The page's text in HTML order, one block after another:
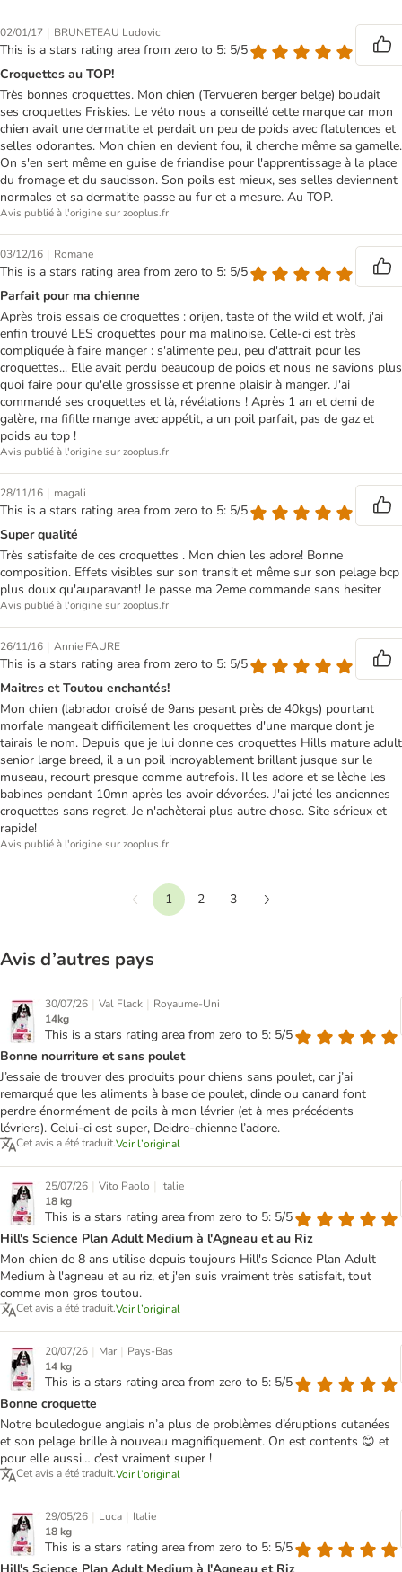
02/01/17 | BRUNETEAU Ludovic
This is a stars rating area from zero to 5: 5/5
Croquettes au TOP!
Très bonnes croquettes. Mon chien (Tervueren berger belge) boudait
ses croquettes Friskies. Le véto nous a conseillé cette marque car mon
chien avait une dermatite et perdait un peu de poids avec flatulences et
selles odorantes. Mon chien en devient fou, il cherche même sa gamelle.
On s'en sert même en guise de friandise pour l'apprentissage à la place
du fromage et du saucisson. Son poils est mieux, ses selles deviennent
normales et sa dermatite passe au fur et a mesure. Au TOP.
Avis publié à l'origine sur zooplus.fr
03/12/16 | Romane
This is a stars rating area from zero to 5: 5/5
Parfait pour ma chienne
Après trois essais de croquettes : orijen, taste of the wild et wolf, j'ai
enfin trouvé LES croquettes pour ma malinoise. Celle-ci est très
compliquée à faire manger : s'alimente peu, peu d'attrait pour les
croquettes... Elle avait perdu beaucoup de poids et nous ne savions plus
quoi faire pour qu'elle grossisse et prenne plaisir à manger. J'ai
commandé ses croquettes et là, révélations ! Après 1 an et demi de
galère, ma fifille mange avec appétit, a un poil parfait, pas de gaz et
poids au top !
Avis publié à l'origine sur zooplus.fr
28/11/16 | magali
This is a stars rating area from zero to 5: 5/5
Super qualité
Très satisfaite de ces croquettes . Mon chien les adore! Bonne
composition. Effets visibles sur son transit et même sur son pelage bcp
plus doux qu'auparavant! Je passe ma 2eme commande sans hesiter
Avis publié à l'origine sur zooplus.fr
26/11/16 | Annie FAURE
This is a stars rating area from zero to 5: 5/5
Maitres et Toutou enchantés!
Mon chien (labrador croisé de 9ans pesant près de 40kgs) pourtant
morfale mangeait difficilement les croquettes d'une marque dont je
tairais le nom. Depuis que je lui donne ces croquettes Hills mature adult
senior large breed, il a un poil incroyablement brillant jusque sur le
museau, recourt presque comme autrefois. Il les adore et se lèche les
babines pendant 10mn après les avoir dévorées. J'ai jeté les anciennes
croquettes sans regret. Je n'achèterai plus autre chose. Site sérieux et
rapide!
Avis publié à l'origine sur zooplus.fr
Précédent
1 2
3
Avis d’autres pays
30/07/26 | Val Flack | Royaume-Uni
14kg
This is a stars rating area from zero to 5: 5/5
Bonne nourriture et sans poulet
J’essaie de trouver des produits pour chiens sans poulet, car j’ai
remarqué que les aliments à base de poulet, dinde ou canard font
perdre énormément de poils à mon lévrier (et à mes précédents
lévriers). Celui-ci est super, Deidre-chienne l’adore.
Cet avis a été traduit.Voir l’original
25/07/26 | Vito Paolo | Italie
18 kg
This is a stars rating area from zero to 5: 5/5
Hill's Science Plan Adult Medium à l'Agneau et au Riz
Mon chien de 8 ans utilise depuis toujours Hill's Science Plan Adult
Medium à l'agneau et au riz, et j'en suis vraiment très satisfait, tout
comme mon gros toutou.
Cet avis a été traduit.Voir l’original
20/07/26 | Mar | Pays-Bas
14 kg
This is a stars rating area from zero to 5: 5/5
Bonne croquette
Notre bouledogue anglais n’a plus de problèmes d’éruptions cutanées
et son pelage brille à nouveau magnifiquement. On est contents 😊 et
pour elle aussi… c’est vraiment super !
Cet avis a été traduit.Voir l’original
29/05/26 | Luca | Italie
18 kg
This is a stars rating area from zero to 5: 5/5